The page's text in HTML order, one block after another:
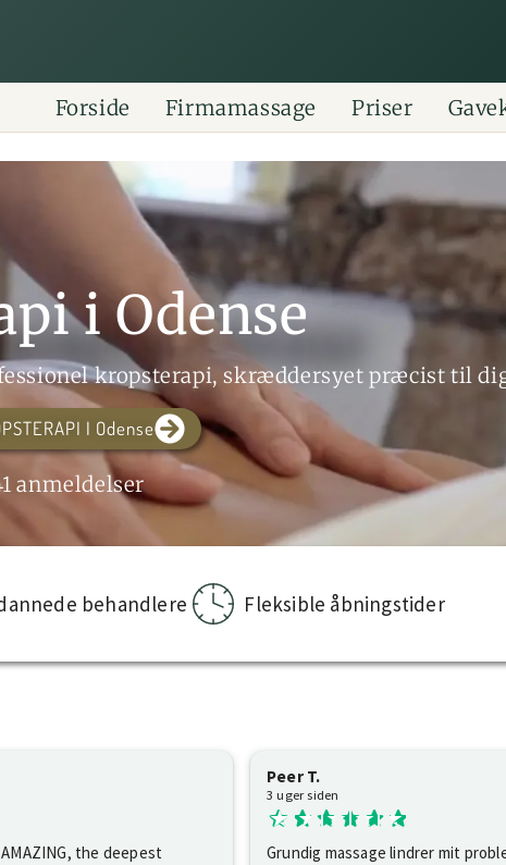
Forside Firmamassage Priser
i Odense
kropsterapi, skræddersyet præcist til
I Odense
anmeldelser
behandlere Fleksible åbningstider
the deepest
Peer T.
3 uger siden
Grundig massage lindrer mit